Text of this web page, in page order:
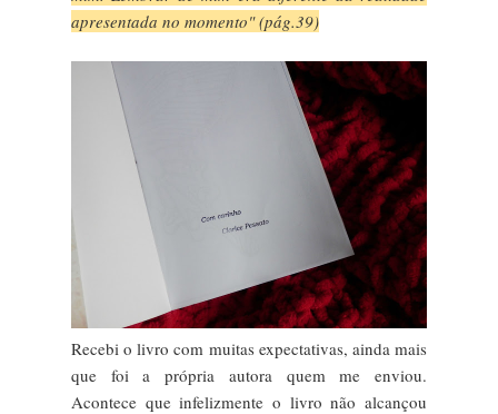
apresentada no momento" (pág.39)
Recebi o livro com muitas expectativas, ainda mais
que foi a própria autora quem me enviou.
Acontece que infelizmente o livro não alcançou